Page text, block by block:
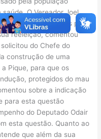
O Vereador Joel
petistas presentes pela
reeleição, comentou
do Chefe do
construção de uma
Pique, para que os
protegidos do mau
sobre a indicação
para esta questão
do Deputado Odair
esta questão. Quanto ao
que além da sua